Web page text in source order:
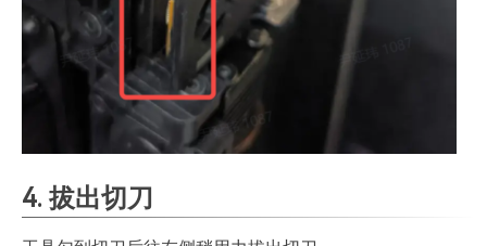
4. 拔出切刀